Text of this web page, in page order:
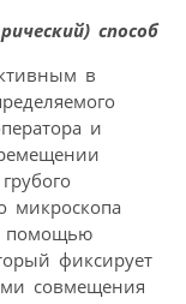
способ
в
и
микроскопа
помощью
фиксирует
совмещения